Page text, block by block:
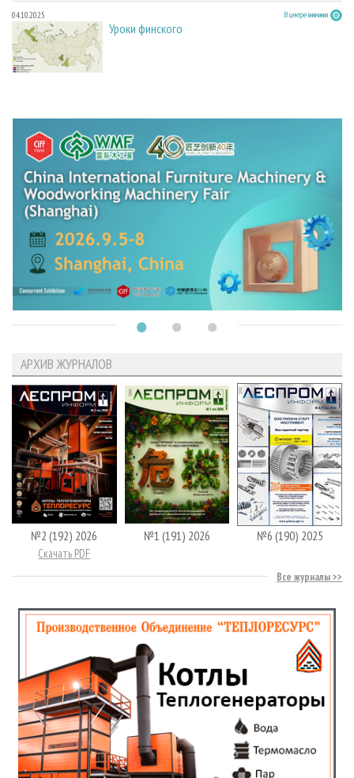
04.10.2025 В центре внимания
Уроки финского
АРХИВ ЖУРНАЛОВ
№2 (192) 2026
Скачать PDF
№1 (191) 2026 №6 (190) 2025
Все журналы